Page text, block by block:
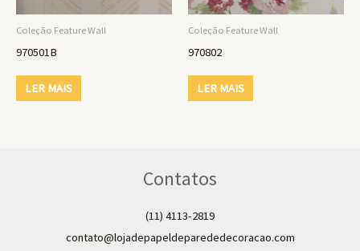
Coleção Feature Wall
970501B
LER MAIS
Coleção Feature Wall
970802
LER MAIS
Contatos
(11) 4113-2819
contato@lojadepapeldeparededecoracao.com